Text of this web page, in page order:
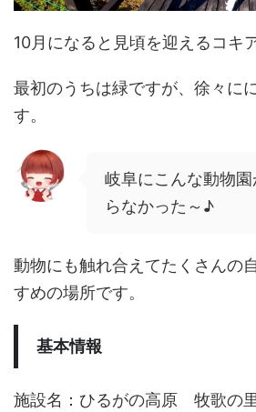
10月になると見頃を迎えるコキア
最初のうちは緑ですが、徐々に
す。
岐阜にこんな動物
らなかった～♪
動物にも触れ合えてたくさんの
すめの場所です。
基本情報
施設名：ひるがの高原 牧歌の